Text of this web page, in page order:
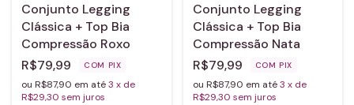
Conjunto Legging
Clássica + Top Bia
Compressão Roxo
R$79,99
COM PIX
ou R$87,90 em até3 x de
R$29,30 sem juros
Conjunto Legging
Clássica + Top Bia
Compressão Nata
R$79,99
COM PIX
ou R$87,90 em até3 x de
R$29,30 sem juros